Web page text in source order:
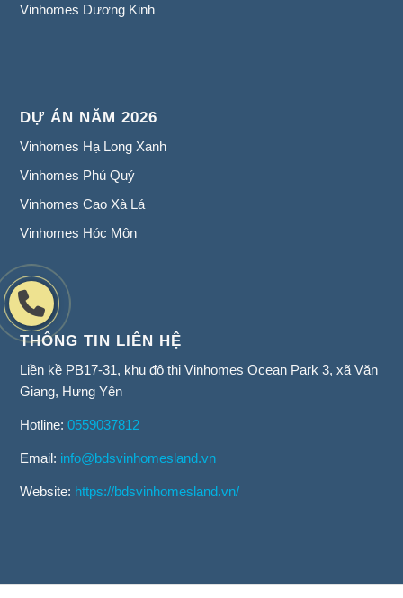
Vinhomes Dương Kinh
DỰ ÁN NĂM 2026
Vinhomes Hạ Long Xanh
Vinhomes Phú Quý
Vinhomes Cao Xà Lá
Vinhomes Hóc Môn
THÔNG TIN LIÊN HỆ
Liền kề PB17-31, khu đô thị Vinhomes Ocean Park 3, xã Văn
Giang, Hưng Yên
Hotline:0559037812
Email: info@bdsvinhomesland.vn
Website: https://bdsvinhomesland.vn/